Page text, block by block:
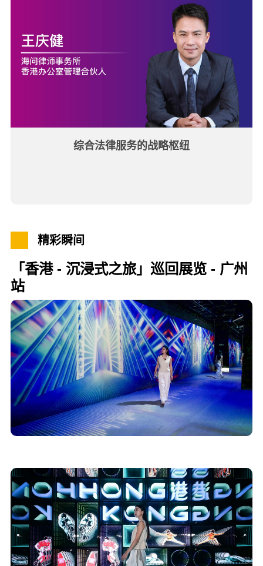
综合法律服务的战略枢纽
精彩瞬间
「香港 - 沉浸式之旅」巡回展览 - 广州
站